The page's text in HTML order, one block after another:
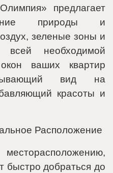
предлагает
природы и
зеленые зоны и
необходимой
ваших квартир
вид на
красоты и
Расположение
быстро добраться до